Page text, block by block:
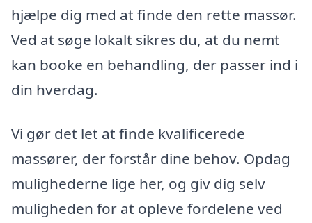
hjælpe dig med at finde den rette massør.
Ved at søge lokalt sikres du, at du nemt
kan booke en behandling, der passer ind i
din hverdag.
Vi gør det let at finde kvalificerede
massører, der forstår dine behov. Opdag
mulighederne lige her, og giv dig selv
muligheden for at opleve fordelene ved